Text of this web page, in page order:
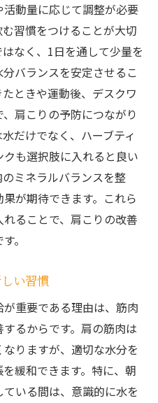
動量に応じて調整が必要
習慣をつけることが大切
なく、1日を通して少量を
バランスを安定させるこ
ときや運動後、デスクワ
肩こりの予防につながり
だけでなく、ハーブティ
も選択肢に入れると良い
ミネラルバランスを整
が期待できます。これら
ることで、肩こりの改善
。
い習慣
重要である理由は、筋肉
るからです。肩の筋肉は
りますが、適切な水分を
緩和できます。特に、朝
いる間は、意識的に水を